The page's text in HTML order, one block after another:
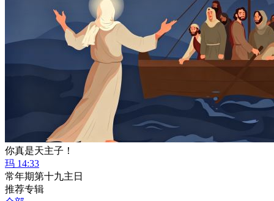
你真是天主子！
玛 14:33
常年期第十九主日
推荐专辑